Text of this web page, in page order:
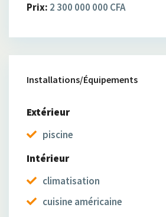
Prix: 2 300 000 000 CFA
Installations/Équipements
Extérieur
piscine
Intérieur
climatisation
cuisine américaine